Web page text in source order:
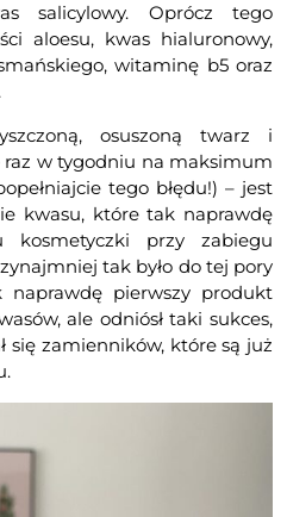
salicylowy. Oprócz tego
aloesu, kwas hialuronowy,
witaminę b5 oraz
osuszoną twarz i
w tygodniu na maksimum
tego błędu!) – jest
kwasu, które tak naprawdę
przy zabiegu
tak było do tej pory
pierwszy produkt
ale odniósł taki sukces,
się zamienników, które są już